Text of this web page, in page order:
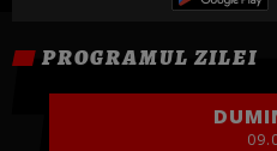
PROGRAMUL ZILEI